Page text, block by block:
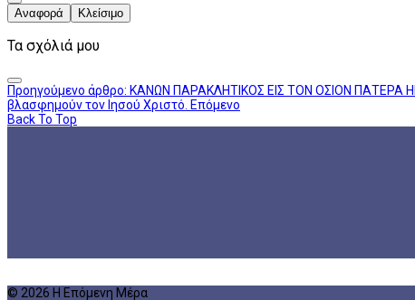
Αναφορά Κλείσιμο
Τα σχόλιά μου
Προηγούμενο άρθρο: ΚΑΝΩΝ ΠΑΡΑΚΛΗΤΙΚΟΣ ΕΙΣ ΤΟΝ ΟΣΙΟΝ
βλασφημούν τον Ιησού Χριστό. Επόμενο
Back To Top
© 2026 Η Επόμενη Μέρα